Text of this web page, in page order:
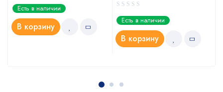
Оценка
4.67из 5
Есть в наличии
В корзину
Есть в наличии
В корзину